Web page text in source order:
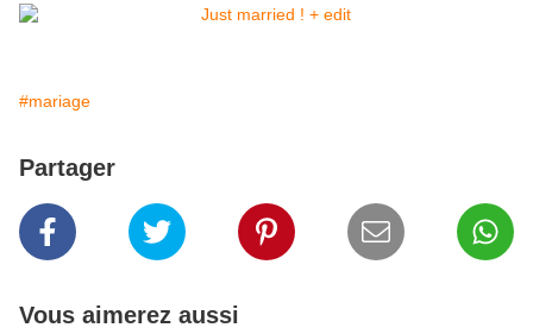
#mariage
Partager
Vous aimerez aussi